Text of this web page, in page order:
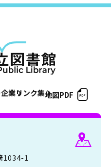
業リンク集地図PDF
1034-1